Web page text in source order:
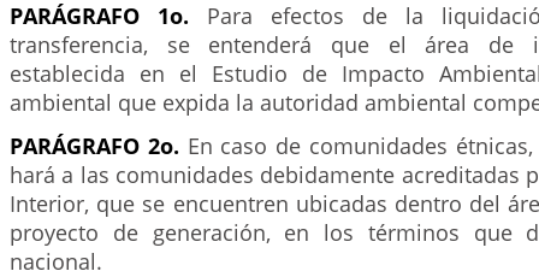
PARÁGRAFO 1o. Para efectos de la
transferencia, se entenderá que el área de
establecida en el Estudio de Impacto
ambiental que expida la autoridad ambiental
PARÁGRAFO 2o. En caso de comunidades
hará a las comunidades debidamente acreditadas
Interior, que se encuentren ubicadas dentro del
proyecto de generación, en los términos que
nacional.